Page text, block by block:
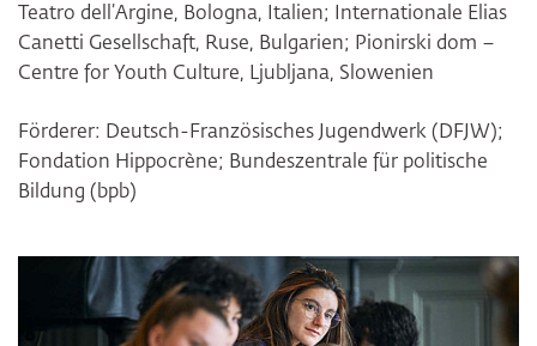
Teatro dell’Argine, Bologna, Italien; Internationale Elias
Canetti Gesellschaft, Ruse, Bulgarien; Pionirski dom –
Centre for Youth Culture, Ljubljana, Slowenien
Förderer: Deutsch-Französisches Jugendwerk (DFJW);
Fondation Hippocrène; Bundeszentrale für politische
Bildung (bpb)
Bildergalerie überspringen